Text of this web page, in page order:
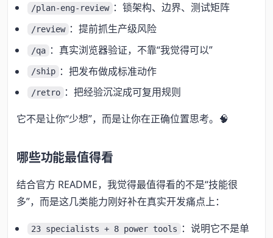
/plan-eng-review ：锁架构、边界、测试矩阵
/review ：提前抓生产级风险
/qa ：真实浏览器验证，不靠“我觉得可以”
/ship ：把发布做成标准动作
/retro ：把经验沉淀成可复用规则
它不是让你“少想”，而是让你在正确位置思考。🧠
哪些功能最值得看
结合官方 README，我觉得最值得看的不是“技能很
多”，而是这几类能力刚好补在真实开发痛点上：
23 specialists + 8 power tools
：说明它不是单